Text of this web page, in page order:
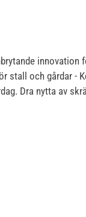
stall och gårdar -
Dra nytta av